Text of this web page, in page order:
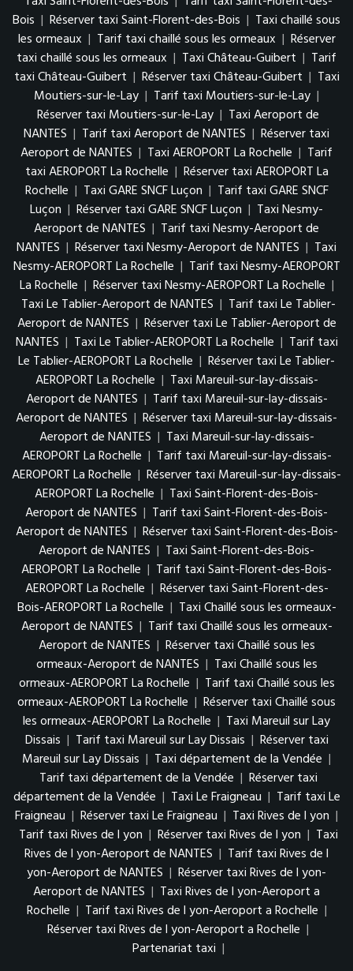
Bois | Réserver taxi Saint-Florent-des-Bois | Taxi chaillé sous
les ormeaux | Tarif taxi chaillé sous les ormeaux | Réserver
taxi chaillé sous les ormeaux | Taxi Château-Guibert | Tarif
taxi Château-Guibert | Réserver taxi Château-Guibert | Taxi
Moutiers-sur-le-Lay | Tarif taxi Moutiers-sur-le-Lay |
Réserver taxi Moutiers-sur-le-Lay | Taxi Aeroport de
NANTES | Tarif taxi Aeroport de NANTES | Réserver taxi
Aeroport de NANTES | Taxi AEROPORT La Rochelle | Tarif
taxi AEROPORT La Rochelle | Réserver taxi AEROPORT La
Rochelle | Taxi GARE SNCF Luçon | Tarif taxi GARE SNCF
Luçon | Réserver taxi GARE SNCF Luçon | Taxi Nesmy-
Aeroport de NANTES | Tarif taxi Nesmy-Aeroport de
NANTES | Réserver taxi Nesmy-Aeroport de NANTES | Taxi
Nesmy-AEROPORT La Rochelle | Tarif taxi Nesmy-AEROPORT
La Rochelle | Réserver taxi Nesmy-AEROPORT La Rochelle |
Taxi Le Tablier-Aeroport de NANTES | Tarif taxi Le Tablier-
Aeroport de NANTES | Réserver taxi Le Tablier-Aeroport de
NANTES | Taxi Le Tablier-AEROPORT La Rochelle | Tarif taxi
Le Tablier-AEROPORT La Rochelle | Réserver taxi Le Tablier-
AEROPORT La Rochelle | Taxi Mareuil-sur-lay-dissais-
Aeroport de NANTES | Tarif taxi Mareuil-sur-lay-dissais-
Aeroport de NANTES | Réserver taxi Mareuil-sur-lay-dissais-
Aeroport de NANTES | Taxi Mareuil-sur-lay-dissais-
AEROPORT La Rochelle | Tarif taxi Mareuil-sur-lay-dissais-
AEROPORT La Rochelle | Réserver taxi Mareuil-sur-lay-dissais-
AEROPORT La Rochelle | Taxi Saint-Florent-des-Bois-
Aeroport de NANTES | Tarif taxi Saint-Florent-des-Bois-
Aeroport de NANTES | Réserver taxi Saint-Florent-des-Bois-
Aeroport de NANTES | Taxi Saint-Florent-des-Bois-
AEROPORT La Rochelle | Tarif taxi Saint-Florent-des-Bois-
AEROPORT La Rochelle | Réserver taxi Saint-Florent-des-
Bois-AEROPORT La Rochelle | Taxi Chaillé sous les ormeaux-
Aeroport de NANTES | Tarif taxi Chaillé sous les ormeaux-
Aeroport de NANTES | Réserver taxi Chaillé sous les
ormeaux-Aeroport de NANTES | Taxi Chaillé sous les
ormeaux-AEROPORT La Rochelle | Tarif taxi Chaillé sous les
ormeaux-AEROPORT La Rochelle | Réserver taxi Chaillé sous
les ormeaux-AEROPORT La Rochelle | Taxi Mareuil sur Lay
Dissais | Tarif taxi Mareuil sur Lay Dissais | Réserver taxi
Mareuil sur Lay Dissais | Taxi département de la Vendée |
Tarif taxi département de la Vendée | Réserver taxi
département de la Vendée | Taxi Le Fraigneau | Tarif taxi Le
Fraigneau | Réserver taxi Le Fraigneau | Taxi Rives de l yon |
Tarif taxi Rives de l yon | Réserver taxi Rives de l yon | Taxi
Rives de l yon-Aeroport de NANTES | Tarif taxi Rives de l
yon-Aeroport de NANTES | Réserver taxi Rives de l yon-
Aeroport de NANTES | Taxi Rives de l yon-Aeroport a
Rochelle | Tarif taxi Rives de l yon-Aeroport a Rochelle |
Réserver taxi Rives de l yon-Aeroport a Rochelle |
Partenariat taxi |